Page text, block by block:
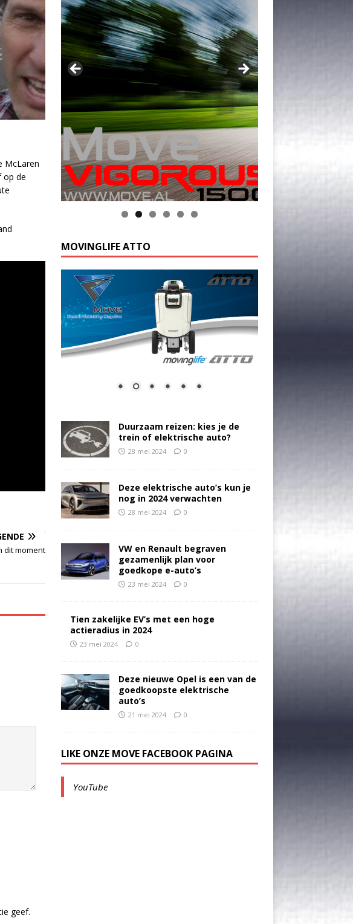
McLaren
op de
dit moment
geef.
MOVINGLIFE ATTO
Duurzaam reizen: kies je de
trein of elektrische auto?
28 mei 2024 0
Deze elektrische auto’s kun je
nog in 2024 verwachten
28 mei 2024 0
VW en Renault begraven
gezamenlijk plan voor
goedkope e-auto’s
23 mei 2024 0
Tien zakelijke EV’s met een hoge
actieradius in 2024
23 mei 2024 0
Deze nieuwe Opel is een van de
goedkoopste elektrische
auto’s
21 mei 2024 0
LIKE ONZE MOVE FACEBOOK PAGINA
YouTube